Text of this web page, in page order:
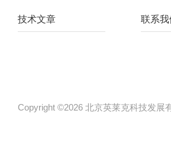
技术文章 联系我
Copyright ©2026 北京英莱克科技发